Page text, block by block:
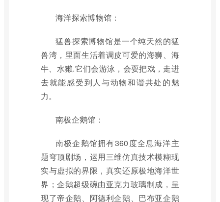
海洋探索博物馆：
猛兽探索博物馆是一个纯天然的猛
兽湾，里面生活着调皮可爱的海狮、海
牛、水獭.它们会游泳，会耍把戏，走进
去就能感受到人与动物和谐共处的魅
力。
南极企鹅馆：
南极企鹅馆拥有360度全息海洋主
题穹顶剧场，运用三维仿真技术模糊现
实与虚拟的界限，真实还原极地海洋世
界；企鹅超级碗由亚克力玻璃制成，呈
现了帝企鹅、阿德利企鹅、巴布亚企鹅